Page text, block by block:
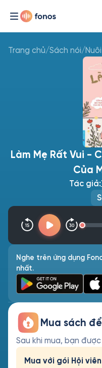
Trang chủ/Sách nói/
Làm Mẹ Rất Vui -
Của
Tác giả:
Nghe trên ứng dụng
nhất.
Mua sách
Sau khi mua, bạn
Mua với gói Hội viên